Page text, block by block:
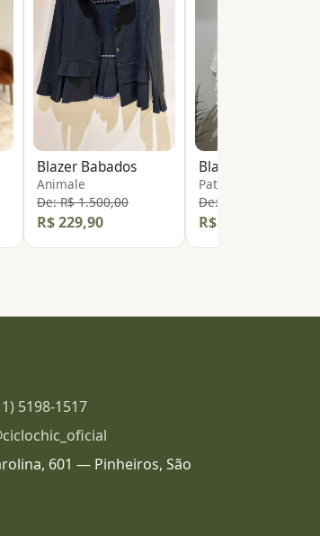
Blazer Babados
Animale
De: R$ 1.500,00
R$ 229,90
PatBo
De: R$ 2.950,00
R$ 499,90
5198-1517
601 — Pinheiros, São